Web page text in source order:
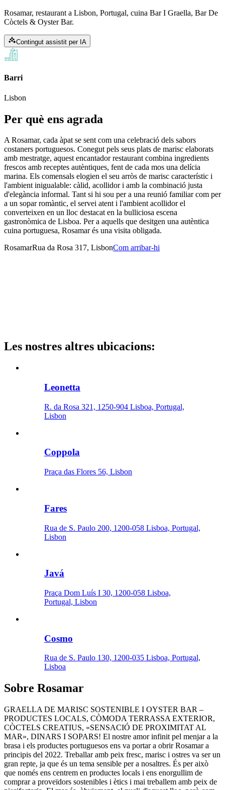
Rosamar, restaurant a Lisbon, Portugal, cuina Bar I Graella, Bar De
Còctels & Oyster Bar.
Contingut assistit per IA
Barri
Lisbon
Per què ens agrada
A Rosamar, cada àpat se sent com una celebració dels sabors
costaners portuguesos. Conegut pels seus plats de marisc elaborats
amb mestratge, aquest encantador restaurant combina ingredients
frescos amb receptes autèntiques, fent de cada mos una delícia
marina. Els comensals elogien el seu arròs de marisc característic i
l'ambient inigualable: càlid, acollidor i amb la combinació justa
d'elegància informal. Tant si hi sou per a una reunió familiar com per
a un sopar romàntic, el servei atent i l'ambient acollidor el
converteixen en un lloc destacat en la bulliciosa escena
gastronòmica de Lisboa. Per a aquells que desitgen una autèntica
cuina portuguesa, Rosamar és una visita obligada.
RosamarRua da Rosa 317, LisbonCom arribar-hi
Les nostres altres ubicacions:
Leonetta
R. da Rosa 321, 1250-904 Lisboa, Portugal,
Lisbon
Coppola
Praça das Flores 56, Lisbon
Fares
Rua de S. Paulo 200, 1200-058 Lisboa, Portugal,
Lisbon
Javá
Praça Dom Luís I 30, 1200-058 Lisboa,
Portugal, Lisbon
Cosmo
Rua de S. Paulo 130, 1200-035 Lisboa, Portugal,
Lisboa
Sobre Rosamar
GRAELLA DE MARISC SOSTENIBLE I OYSTER BAR –
PRODUCTES LOCALS, CÒMODA TERRASSA EXTERIOR,
CÒCTELS CREATIUS, «SENSACIÓ DE PROXIMITAT AL
MAR», DINARS I SOPARS! El nostre amor infinit pel menjar a la
brasa i els productes portuguesos ens va portar a obrir Rosamar a
principis del 2022. Treballar amb peix fresc, marisc i ostres va ser un
gran repte, ja que és un tema sensible per a nosaltres. És per això
que només ens centrem en productes locals i ens enorgullim de
comprar a proveïdors sostenibles i ètics i mai treballem amb peix de